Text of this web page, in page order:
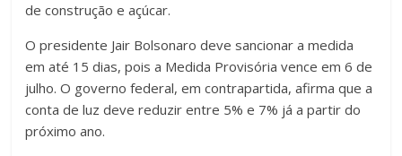
de construção e açúcar.
O presidente Jair Bolsonaro deve sancionar a medida
em até 15 dias, pois a Medida Provisória vence em 6 de
julho. O governo federal, em contrapartida, afirma que a
conta de luz deve reduzir entre 5% e 7% já a partir do
próximo ano.